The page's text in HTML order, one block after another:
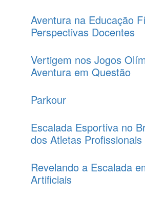
Aventura na Educação
Perspectivas Docentes
Vertigem nos Jogos
Aventura em Questão
Parkour
Escalada Esportiva no
dos Atletas
Revelando a Escalada
Artificiais